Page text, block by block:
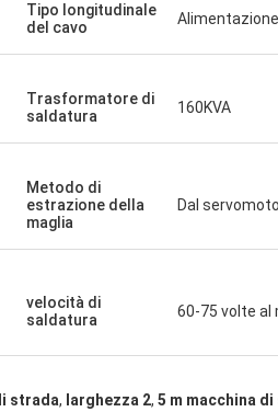
Tipo longitudinale
del cavo
Trasformatore di
saldatura
160KVA
Metodo di
estrazione della
maglia
Dal
velocità di
saldatura
60-75 volte al
strada, larghezza 2, 5 m macchina